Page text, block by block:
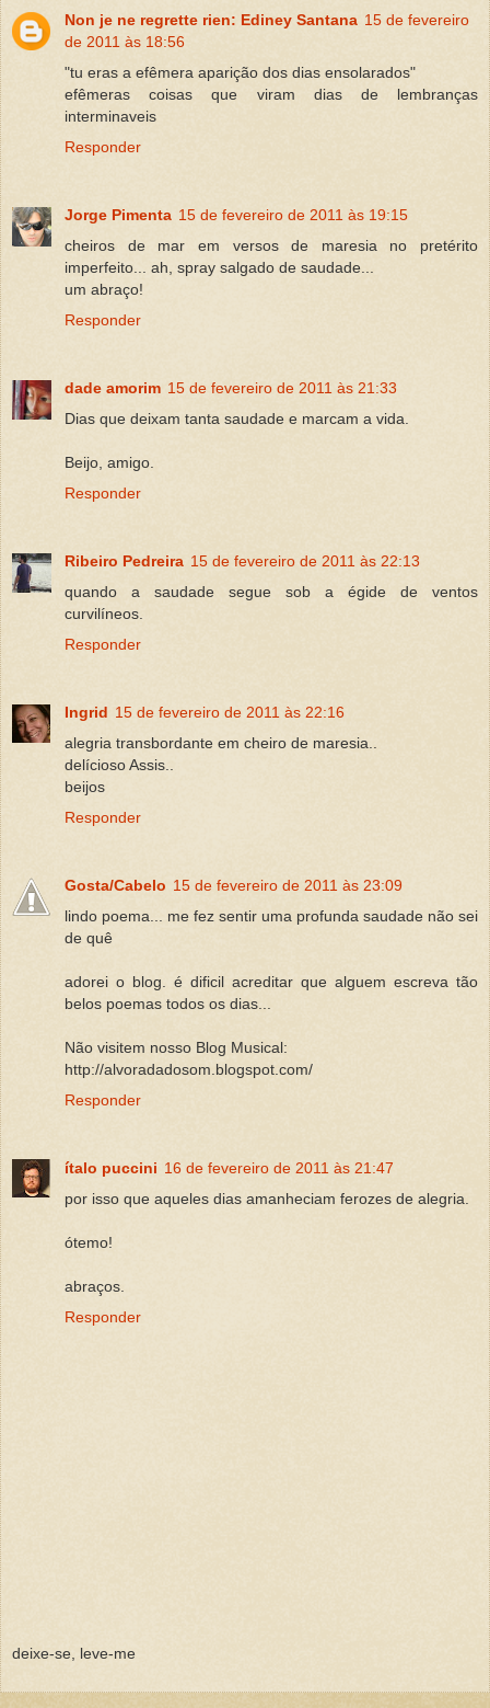
Non je ne regrette rien: Ediney Santana 15 de fevereiro
de 2011 às 18:56
"tu eras a efêmera aparição dos dias ensolarados"
efêmeras coisas que viram dias de lembranças
interminaveis
Responder
Jorge Pimenta 15 de fevereiro de 2011 às 19:15
cheiros de mar em versos de maresia no pretérito
imperfeito... ah, spray salgado de saudade...
um abraço!
Responder
dade amorim 15 de fevereiro de 2011 às 21:33
Dias que deixam tanta saudade e marcam a vida.
Beijo, amigo.
Responder
Ribeiro Pedreira 15 de fevereiro de 2011 às 22:13
quando a saudade segue sob a égide de ventos
curvilíneos.
Responder
Ingrid 15 de fevereiro de 2011 às 22:16
alegria transbordante em cheiro de maresia..
delícioso Assis..
beijos
Responder
Gosta/Cabelo 15 de fevereiro de 2011 às 23:09
lindo poema... me fez sentir uma profunda saudade não sei
de quê
adorei o blog. é dificil acreditar que alguem escreva tão
belos poemas todos os dias...
Não visitem nosso Blog Musical:
http://alvoradadosom.blogspot.com/
Responder
ítalo puccini 16 de fevereiro de 2011 às 21:47
por isso que aqueles dias amanheciam ferozes de alegria.
ótemo!
abraços.
Responder
deixe-se, leve-me